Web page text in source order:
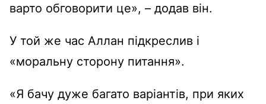
варто обговорити це», – додав він.
У той же час Аллан підкреслив і
«моральну сторону питання».
«Я бачу дуже багато варіантів, при яких